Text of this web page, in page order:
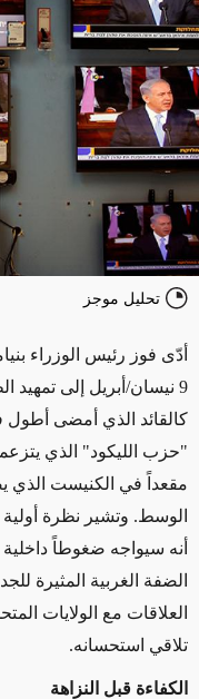
تحليل موجز
أدّى فوز رئيس الوزراء
9 نيسان/أبريل إلى
كالقائد الذي أمضى أطول
الوسط. وتشير نظرة أولية
أنه سيواجه ضغوطاً
الضفة الغربية المثيرة
العلاقات مع الولايات
تلاقي استحسانه.
الكفاءة قبل النزاهة